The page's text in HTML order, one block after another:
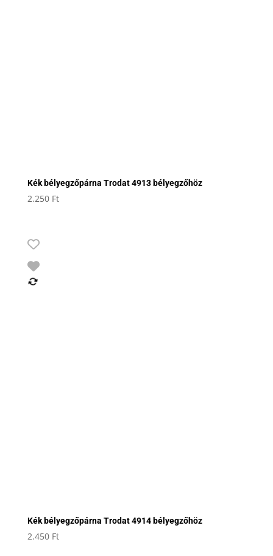
Kék bélyegzőpárna Trodat 4913 bélyegzőhöz
2.250 Ft
Kék bélyegzőpárna Trodat 4914 bélyegzőhöz
2.450 Ft